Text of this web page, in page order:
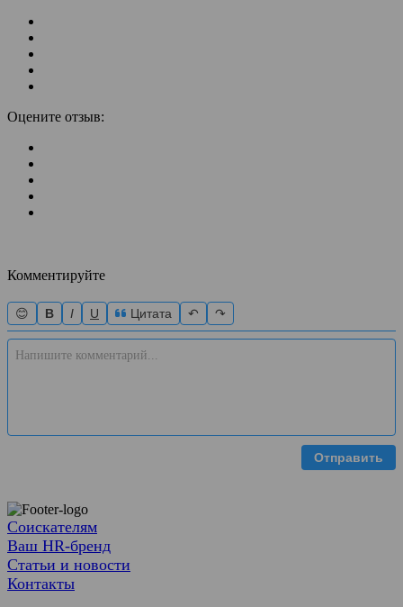
Оцените отзыв:
Комментируйте
😊 B I U Цитата ↶ ↷
Отправить
Соискателям
Ваш HR-бренд
Статьи и новости
Контакты